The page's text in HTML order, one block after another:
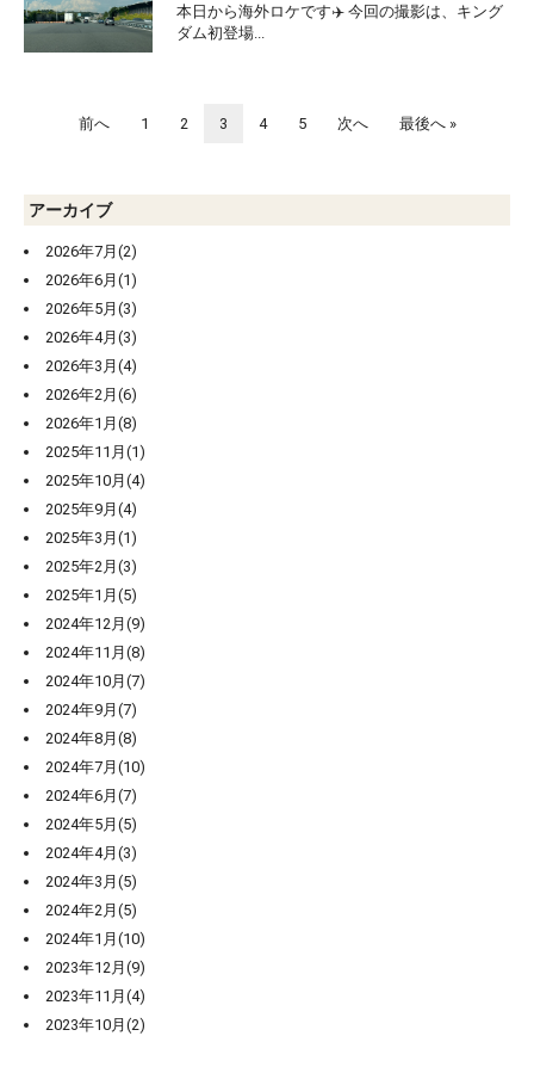
本日から海外ロケです✈️ 今回の撮影は、キング
ダム初登場...
前へ 1 2 3 4 5 次へ 最後へ »
アーカイブ
2026年7月(2)
2026年6月(1)
2026年5月(3)
2026年4月(3)
2026年3月(4)
2026年2月(6)
2026年1月(8)
2025年11月(1)
2025年10月(4)
2025年9月(4)
2025年3月(1)
2025年2月(3)
2025年1月(5)
2024年12月(9)
2024年11月(8)
2024年10月(7)
2024年9月(7)
2024年8月(8)
2024年7月(10)
2024年6月(7)
2024年5月(5)
2024年4月(3)
2024年3月(5)
2024年2月(5)
2024年1月(10)
2023年12月(9)
2023年11月(4)
2023年10月(2)